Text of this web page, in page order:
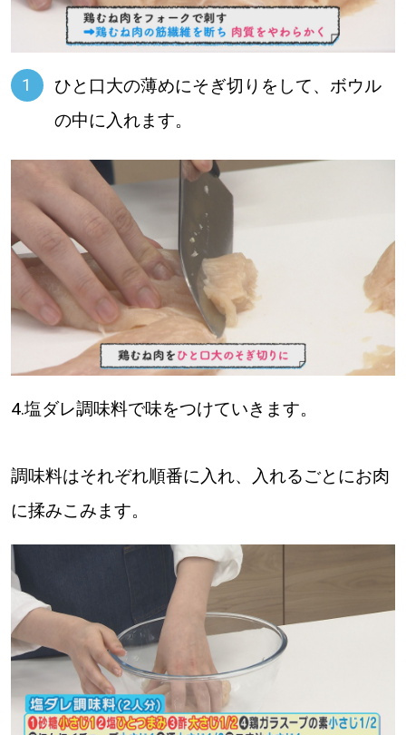
ひと口大の薄めにそぎ切りをして、ボウル
の中に入れます。
4.塩ダレ調味料で味をつけていきます。
調味料はそれぞれ順番に入れ、入れるごとにお肉
に揉みこみます。